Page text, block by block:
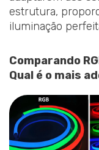
estrutura,
iluminação
Comparando
Qual é o mais